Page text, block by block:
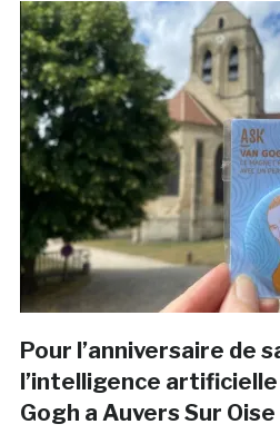
Pour l’anniversaire de
l’intelligence
Gogh a Auvers Sur Oise